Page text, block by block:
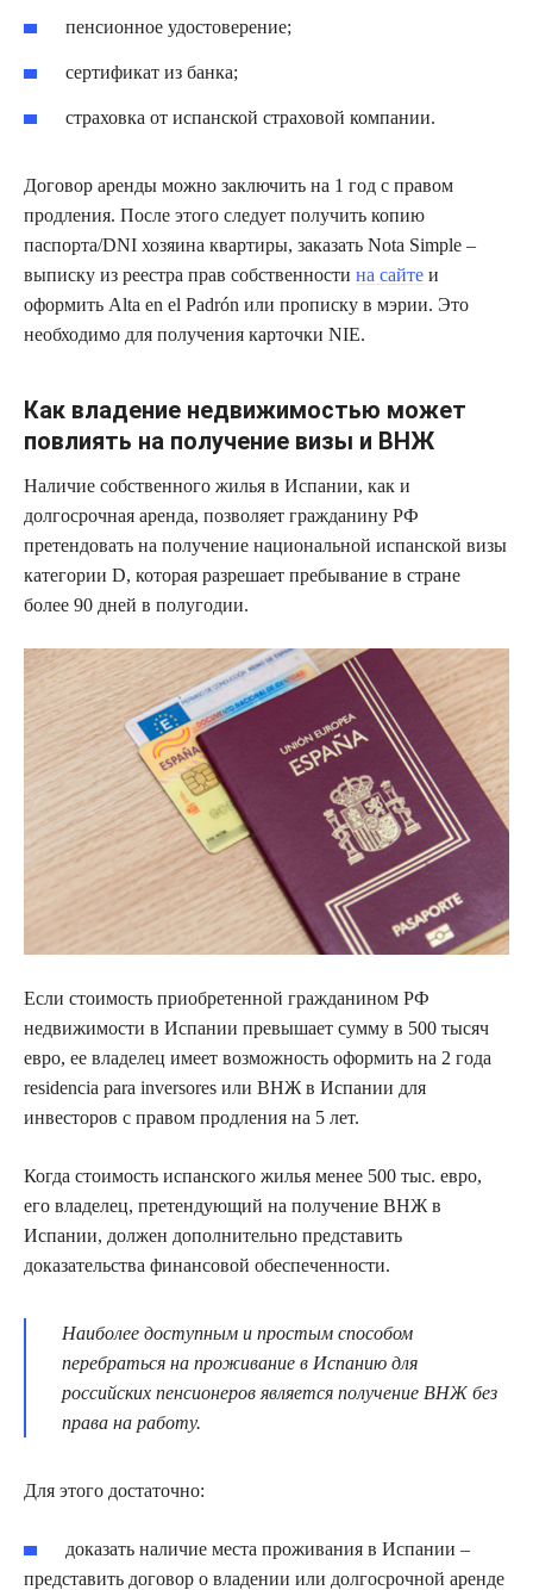
пенсионное удостоверение;
сертификат из банка;
страховка от испанской страховой компании.
Договор аренды можно заключить на 1 год с правом
продления. После этого следует получить копию
паспорта/DNI хозяина квартиры, заказать Nota Simple –
выписку из реестра прав собственности на сайте и
оформить Alta en el Padrón или прописку в мэрии. Это
необходимо для получения карточки NIE.
Как владение недвижимостью может
повлиять на получение визы и ВНЖ
Наличие собственного жилья в Испании, как и
долгосрочная аренда, позволяет гражданину РФ
претендовать на получение национальной испанской визы
категории D, которая разрешает пребывание в стране
более 90 дней в полугодии.
Если стоимость приобретенной гражданином РФ
недвижимости в Испании превышает сумму в 500 тысяч
евро, ее владелец имеет возможность оформить на 2 года
residencia para inversores или ВНЖ в Испании для
инвесторов с правом продления на 5 лет.
Когда стоимость испанского жилья менее 500 тыс. евро,
его владелец, претендующий на получение ВНЖ в
Испании, должен дополнительно представить
доказательства финансовой обеспеченности.
Наиболее доступным и простым способом
перебраться на проживание в Испанию для
российских пенсионеров является получение ВНЖ без
права на работу.
Для этого достаточно:
доказать наличие места проживания в Испании –
представить договор о владении или долгосрочной аренде